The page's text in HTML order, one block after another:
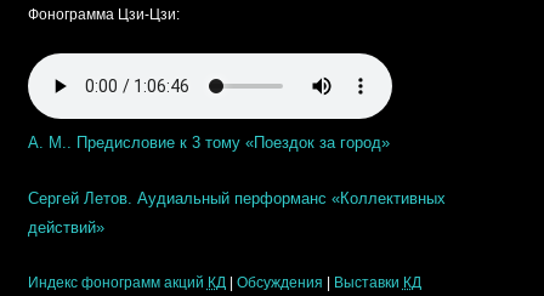
Фонограмма Цзи-Цзи:
А. М.. Предисловие к 3 тому «Поездок за город»
Сергей Летов. Аудиальный перформанс «Коллективных
действий»
Индекс фонограмм акций КД| Обсуждения Выставки КД